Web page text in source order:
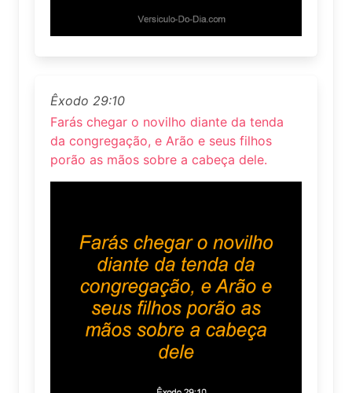
Êxodo 29:10
Farás chegar o novilho diante da tenda
da congregação, e Arão e seus filhos
porão as mãos sobre a cabeça dele.